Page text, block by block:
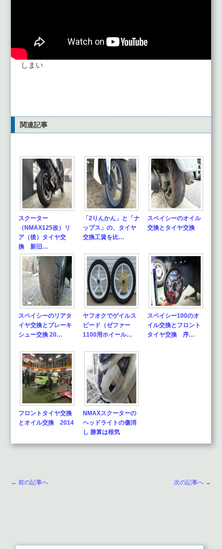
しまい
関連記事
スクーター
（NMAX125改）リ
ア（後）タイヤ交
換 新旧…
「2りんかん」と「ナ
ップス」の、タイヤ
交換工賃を比…
スペイシーのオイル
交換とタイヤ交換
スペイシーのリアタ
イヤ交換とブレーキ
シュー交換 20…
ヤフオクでゲイルス
ピード（ゼファー
1100用ホイール…
スペイシー100のオ
イル交換とフロント
タイヤ交換 序…
フロントタイヤ交換
とオイル交換 2014
NMAXスクーターの
ヘッドライトの傷消
し 勝算は根気
← 前の記事へ 次の記事へ →